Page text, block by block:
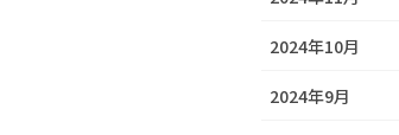
2024年10月
2024年9月